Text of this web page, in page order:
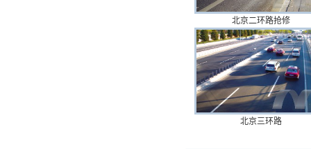
北京二环路抢修
北京三环路